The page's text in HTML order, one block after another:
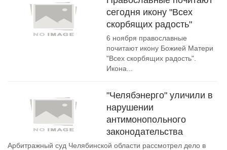
сегодня икону "Всех
скорбящих радость"
6 ноября православные
почитают икону Божией Матери
"Всех скорбящих радость".
Икона...
"Челябэнерго" уличили в
нарушении
антимонопольного
законодательства
Арбитражный суд Челябинской области рассмотрел дело в